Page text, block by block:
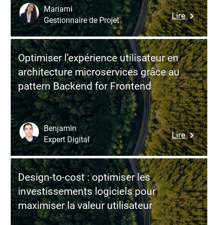
évaluer
les
clés
d’un
Lire:
vs
du
logiciel
:
guide
pour
choisir
la
meilleure
Mariami
Gestionnaire de Projet
Optimiser l’expérience utilisateur en
architecture microservices grâce au
pattern Backend for Frontend
Lire:
en
grâce
Benjamin
Expert Digital
Design-to-cost : optimiser les
investissements logiciels pour
maximiser la valeur utilisateur